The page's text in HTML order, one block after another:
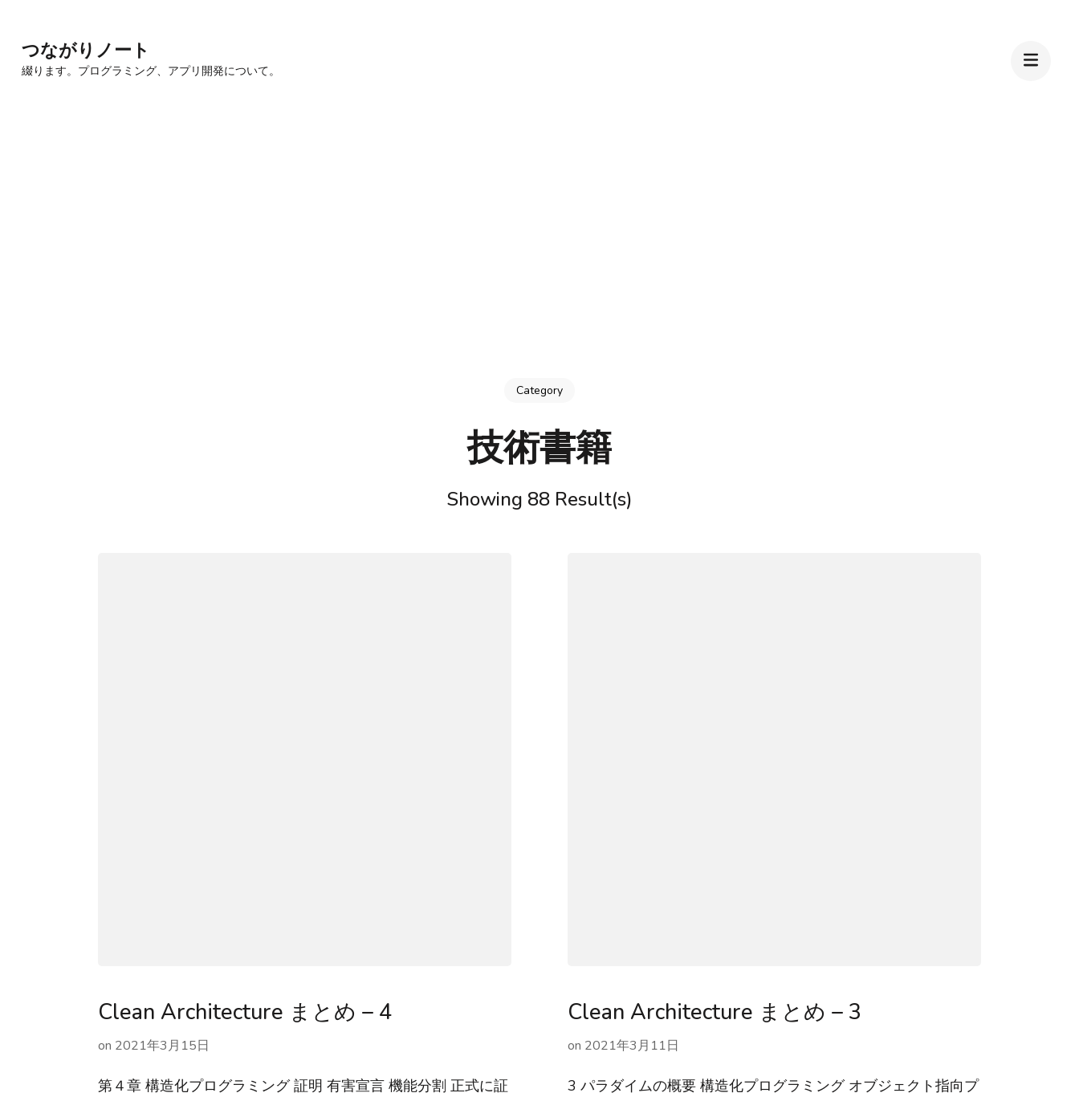
content
つながりノート
綴ります。プログラミング、アプリ開発について。
Category
技術書籍
Showing 88 Result(s)
Clean Architecture まとめ – 4
on 2021年3月15日
第４章 構造化プログラミング 証明 有害宣言 機能分割 正式に証
Clean Architecture まとめ – 3
on 2021年3月11日
3 パラダイムの概要 構造化プログラミング オブジェクト指向プ